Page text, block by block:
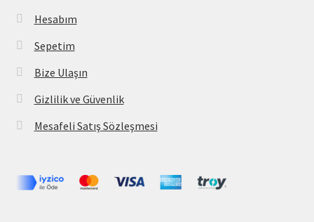
Hesabım
Sepetim
Bize Ulaşın
Gizlilik ve Güvenlik
Mesafeli Satış Sözleşmesi